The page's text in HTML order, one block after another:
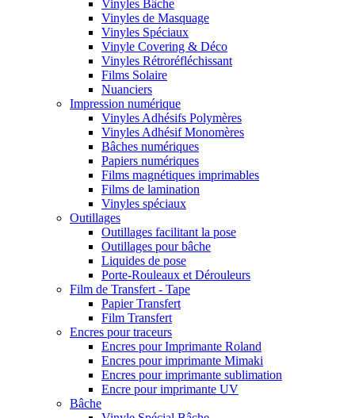
Vinyles Bâche
Vinyles de Masquage
Vinyles Spéciaux
Vinyle Covering & Déco
Vinyles Rétroréfléchissant
Films Solaire
Nuanciers
Impression numérique
Vinyles Adhésifs Polymères
Vinyles Adhésif Monomères
Bâches numériques
Papiers numériques
Films magnétiques imprimables
Films de lamination
Vinyles spéciaux
Outillages
Outillages facilitant la pose
Outillages pour bâche
Liquides de pose
Porte-Rouleaux et Dérouleurs
Film de Transfert - Tape
Papier Transfert
Film Transfert
Encres pour traceurs
Encres pour Imprimante Roland
Encres pour imprimante Mimaki
Encres pour imprimante sublimation
Encre pour imprimante UV
Bâche